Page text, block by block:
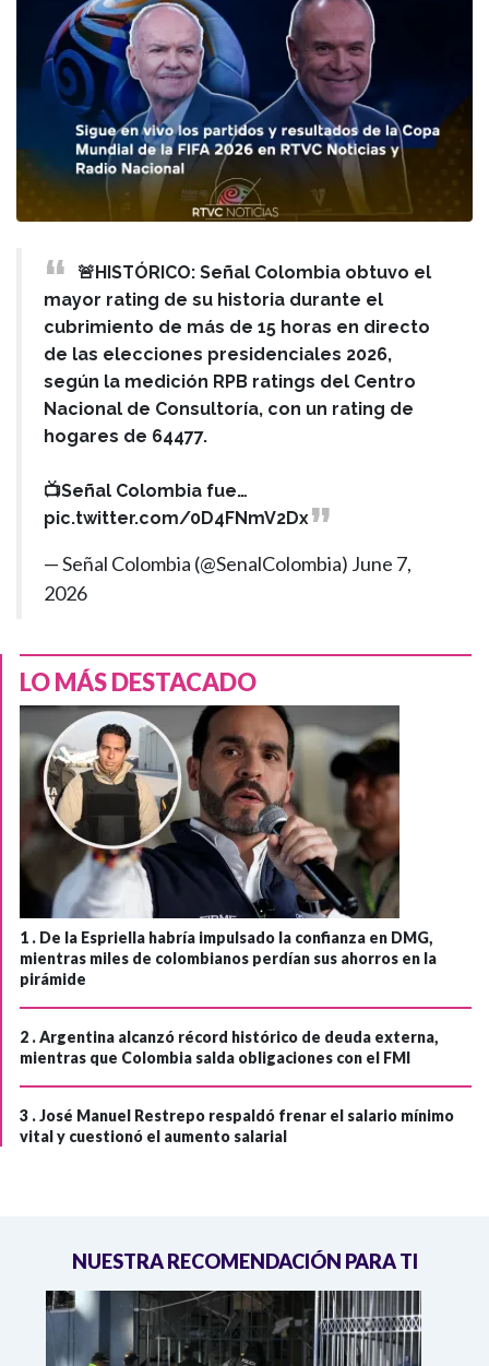
🚨HISTÓRICO: Señal Colombia obtuvo el
mayor rating de su historia durante el
cubrimiento de más de 15 horas en directo
de las elecciones presidenciales 2026,
según la medición RPB ratings del Centro
Nacional de Consultoría, con un rating de
hogares de 64477.
📺Señal Colombia fue…
pic.twitter.com/0D4FNmV2Dx
— Señal Colombia (@SenalColombia) June 7,
2026
LO MÁS DESTACADO
1 . De la Espriella habría impulsado la confianza en DMG,
mientras miles de colombianos perdían sus ahorros en la
pirámide
2 .Argentina alcanzó récord histórico de deuda externa,
mientras que Colombia salda obligaciones con el FMI
3 .José Manuel Restrepo respaldó frenar el salario mínimo
vital y cuestionó el aumento salarial
NUESTRA RECOMENDACIÓN PARA TI